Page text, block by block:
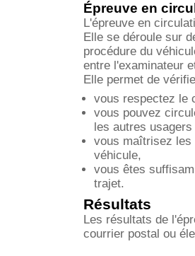
Épreuve en
L'épreuve en
Elle se déroule sur
procédure du
entre l'examinateur
Elle permet de
vous respectez le
vous pouvez
les autres
vous maîtrisez les
véhicule,
vous êtes
trajet.
Résultats
Les résultats de
courrier postal ou